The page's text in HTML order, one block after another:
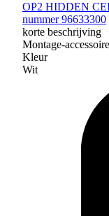
OP2 HIDDEN
nummer 96633300
korte beschrijving
Montage-accessoire
Kleur
Wit